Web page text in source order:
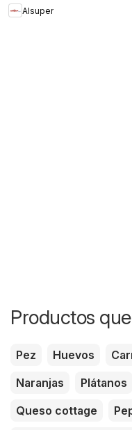
Alsuper
Productos
Pez Huevos
Naranjas
Plátanos
Queso cottage